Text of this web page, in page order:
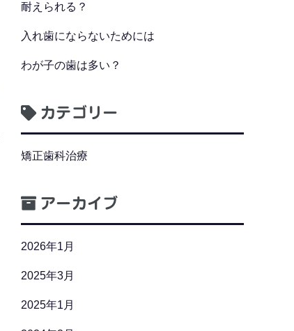
耐えられる？
入れ歯にならないためには
わが子の歯は多い？
カテゴリー
矯正歯科治療
アーカイブ
2026年1月
2025年3月
2025年1月